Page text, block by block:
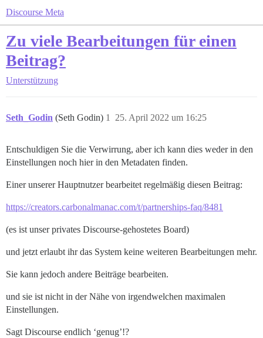
Discourse Meta
Zu viele Bearbeitungen für einen
Beitrag?
Unterstützung
Seth_Godin (Seth Godin) 25. April 2022 um 16:25
1
Entschuldigen Sie die Verwirrung, aber ich kann dies weder in den
Einstellungen noch hier in den Metadaten finden.
Einer unserer Hauptnutzer bearbeitet regelmäßig diesen Beitrag:
https://creators.carbonalmanac.com/t/partnerships-faq/8481
(es ist unser privates Discourse-gehostetes Board)
und jetzt erlaubt ihr das System keine weiteren Bearbeitungen mehr.
Sie kann jedoch andere Beiträge bearbeiten.
und sie ist nicht in der Nähe von irgendwelchen maximalen
Einstellungen.
Sagt Discourse endlich ‘genug’!?